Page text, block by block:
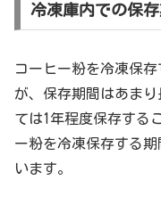
冷凍庫内での保存
コーヒー粉を冷凍保
が、保存期間はあま
ては1年程度保存する
ー粉を冷凍保存する
います。